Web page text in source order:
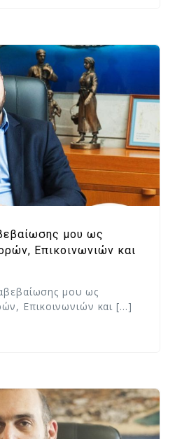
μου ως
Επικοινωνιών και
μου ως
Επικοινωνιών και […]